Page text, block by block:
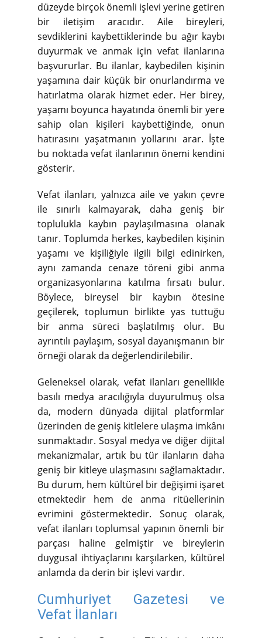
düzeyde birçok önemli işlevi yerine getiren
bir iletişim aracıdır. Aile bireyleri,
sevdiklerini kaybettiklerinde bu ağır kaybı
duyurmak ve anmak için vefat ilanlarına
başvururlar. Bu ilanlar, kaybedilen kişinin
yaşamına dair küçük bir onurlandırma ve
hatırlatma olarak hizmet eder. Her birey,
yaşamı boyunca hayatında önemli bir yere
sahip olan kişileri kaybettiğinde, onun
hatırasını yaşatmanın yollarını arar. İşte
bu noktada vefat ilanlarının önemi kendini
gösterir.
Vefat ilanları, yalnızca aile ve yakın çevre
ile sınırlı kalmayarak, daha geniş bir
toplulukla kaybın paylaşılmasına olanak
tanır. Toplumda herkes, kaybedilen kişinin
yaşamı ve kişiliğiyle ilgili bilgi edinirken,
aynı zamanda cenaze töreni gibi anma
organizasyonlarına katılma fırsatı bulur.
Böylece, bireysel bir kaybın ötesine
geçilerek, toplumun birlikte yas tuttuğu
bir anma süreci başlatılmış olur. Bu
ayrıntılı paylaşım, sosyal dayanışmanın bir
örneği olarak da değerlendirilebilir.
Geleneksel olarak, vefat ilanları genellikle
basılı medya aracılığıyla duyurulmuş olsa
da, modern dünyada dijital platformlar
üzerinden de geniş kitlelere ulaşma imkânı
sunmaktadır. Sosyal medya ve diğer dijital
mekanizmalar, artık bu tür ilanların daha
geniş bir kitleye ulaşmasını sağlamaktadır.
Bu durum, hem kültürel bir değişimi işaret
etmektedir hem de anma ritüellerinin
evrimini göstermektedir. Sonuç olarak,
vefat ilanları toplumsal yapının önemli bir
parçası haline gelmiştir ve bireylerin
duygusal ihtiyaçlarını karşılarken, kültürel
anlamda da derin bir işlevi vardır.
Cumhuriyet Gazetesi ve
Vefat İlanları